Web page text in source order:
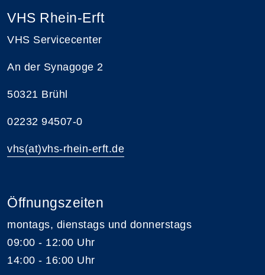
VHS Rhein-Erft
VHS Servicecenter
An der Synagoge 2
50321 Brühl
02232 94507-0
vhs(at)vhs-rhein-erft.de
Öffnungszeiten
montags, dienstags und donnerstags
09:00 - 12:00 Uhr
14:00 - 16:00 Uhr